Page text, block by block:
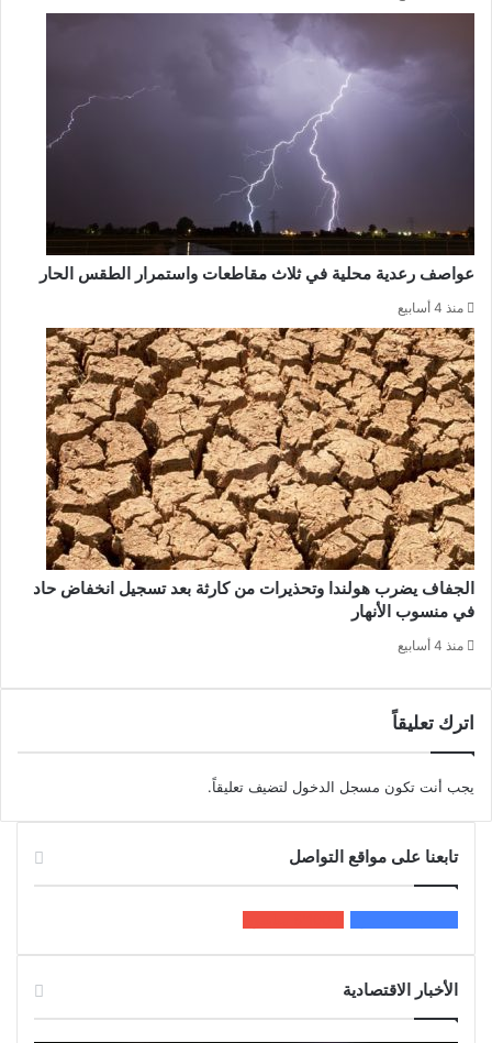
عواصف رعدية محلية في ثلاث مقاطعات واستمرار الطقس الحار
منذ 4 أسابيع
الجفاف يضرب هولندا وتحذيرات من كارثة بعد تسجيل انخفاض حاد
في منسوب الأنهار
منذ 4 أسابيع
اترك تعليقاً
يجب أنت تكون مسجل الدخول لتضيف تعليقاً.
تابعنا على مواقع التواصل
الأخبار الاقتصادية